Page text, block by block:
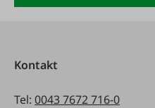
Kontakt
Tel: 0043 7672 716-0